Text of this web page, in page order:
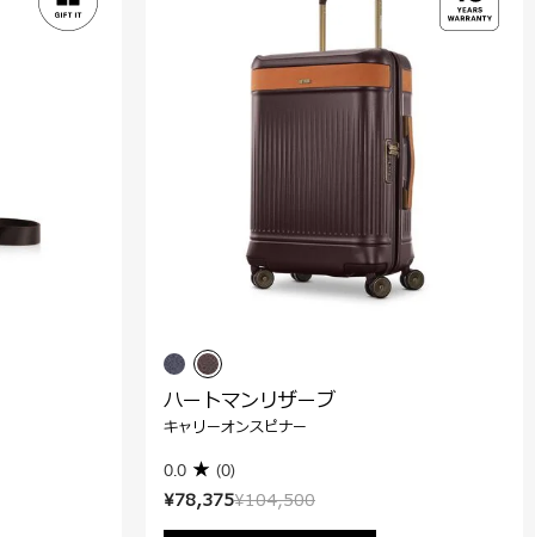
¥104,500
¥78,375
ハートマンリザーブ
キャリーオンスピナー
0.0 (0)